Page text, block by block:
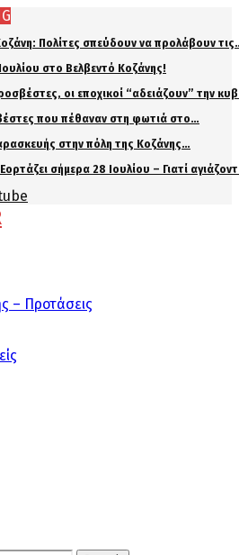
Πολίτες σπεύδουν να προλάβουν
στο Βελβεντό Κοζάνης!
οι εποχικοί “αδειάζουν” την
που πέθαναν στη φωτιά στο…
στην πόλη της Κοζάνης…
σήμερα 28 Ιουλίου – Γιατί
– Προτάσεις